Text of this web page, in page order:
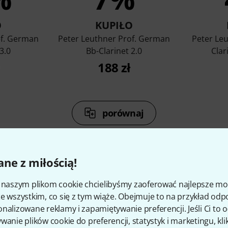
z miłością!
naszym plikom cookie chcielibyśmy zaoferować najlepsze
wszystkim, co się z tym wiąże. Obejmuje to na przykład
reklamy i zapamiętywanie preferencji. Jeśli Ci to
plików cookie do preferencji, statystyk i marketingu,
German
KUPIŁO
Peter Leuthner Prof. German
Bb-Clarinet 2.0
188 zł
Peter
porównaj
i pasujące